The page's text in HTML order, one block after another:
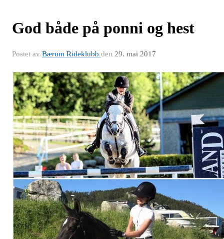
God både på ponni og hest
Postet av Bærum Rideklubb den 29. mai 2017